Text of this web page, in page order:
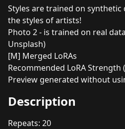
Styles are trained on
the styles of artists!
Photo 2 - is trained on real
Unsplash)
[M] Merged LoRAs
Recommended LoRA Strength
Preview generated without
Description
Repeats: 20